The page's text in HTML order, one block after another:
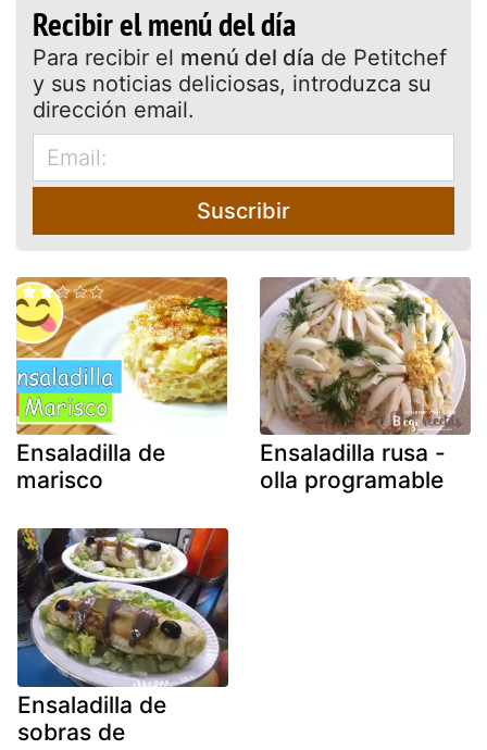
Recibir el menú del día
Para recibir el menú del día de Petitchef
y sus noticias deliciosas, introduzca su
dirección email.
Suscribir
Ensaladilla de
marisco
Ensaladilla rusa -
olla programable
Ensaladilla de
sobras de